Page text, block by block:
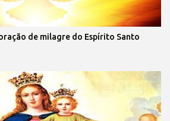
de milagre do Espírito Santo